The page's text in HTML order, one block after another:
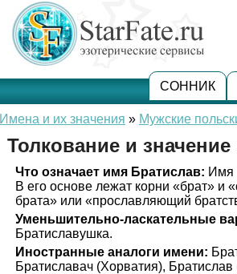
СОННИК
Имена и их значения » Мужские
Толкование и
Что означает имя Братислав: Имя
В его основе лежат корни «брат» и
брата» или «прославляющий
Уменьшительно-ласкательные
Братиславушка.
Иностранные аналоги имени:
Братиславач (Хорватия),